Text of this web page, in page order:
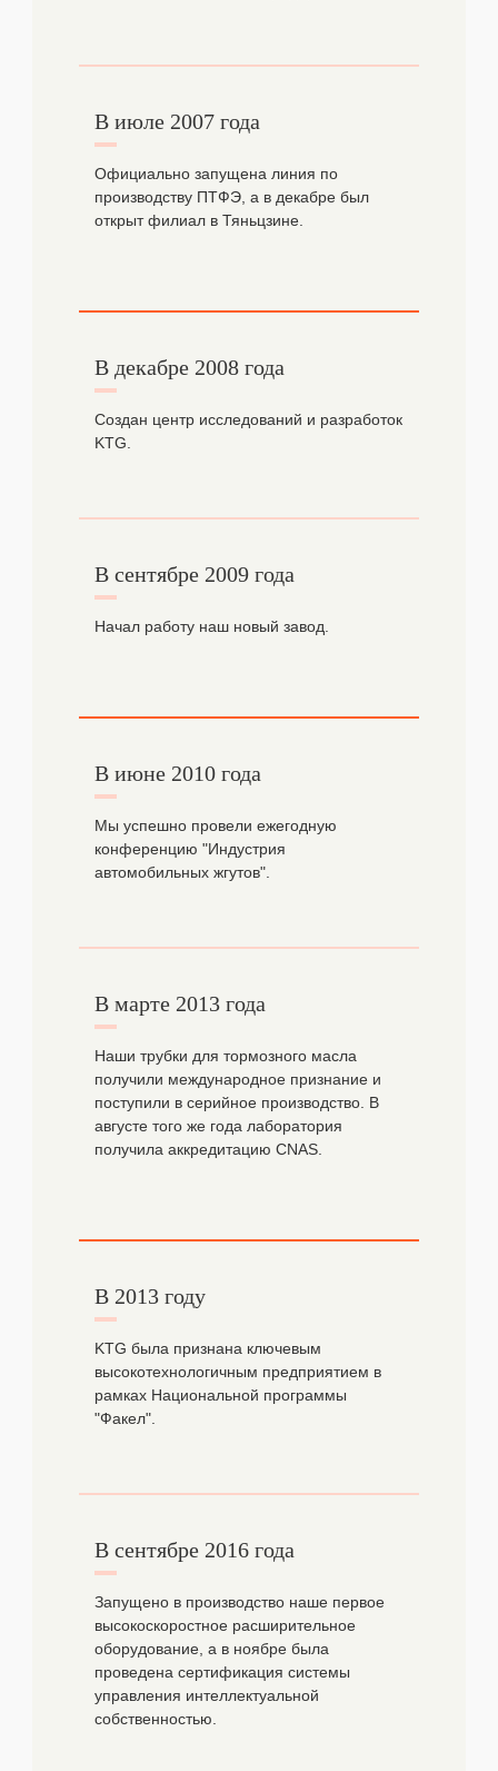
В июле 2007 года
Официально запущена линия по
производству ПТФЭ, а в декабре был
открыт филиал в Тяньцзине.
В декабре 2008 года
Создан центр исследований и разработок
KTG.
В сентябре 2009 года
Начал работу наш новый завод.
В июне 2010 года
Мы успешно провели ежегодную
конференцию "Индустрия
автомобильных жгутов".
В марте 2013 года
Наши трубки для тормозного масла
получили международное признание и
поступили в серийное производство. В
августе того же года лаборатория
получила аккредитацию CNAS.
В 2013 году
KTG была признана ключевым
высокотехнологичным предприятием в
рамках Национальной программы
"Факел".
В сентябре 2016 года
Запущено в производство наше первое
высокоскоростное расширительное
оборудование, а в ноябре была
проведена сертификация системы
управления интеллектуальной
собственностью.